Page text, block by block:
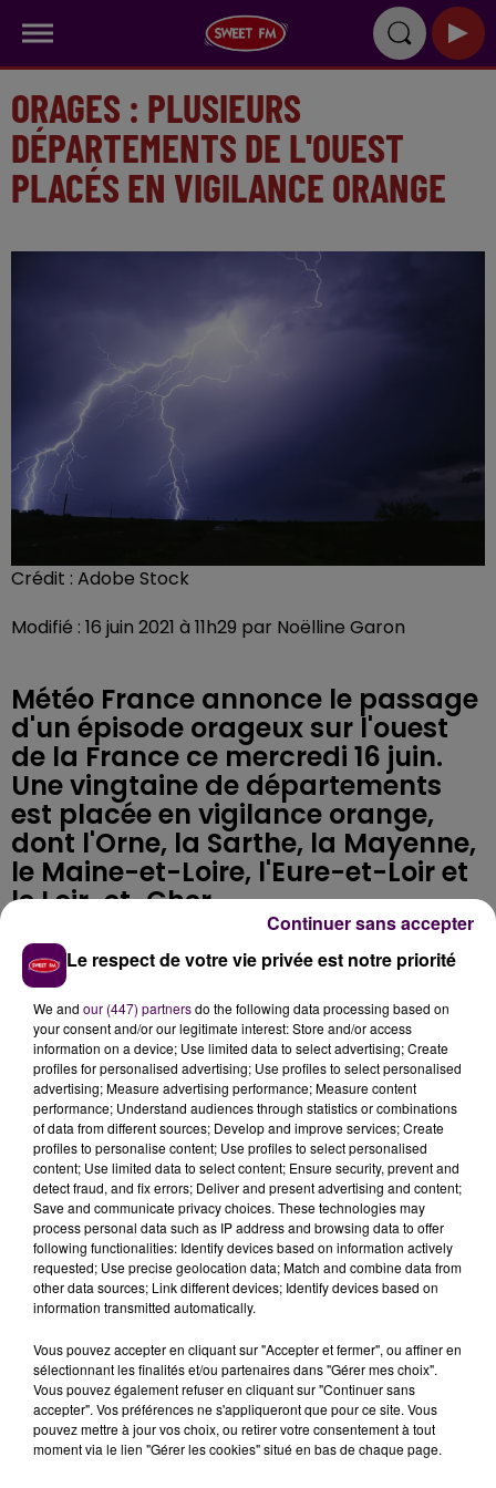
ORAGES : PLUSIEURS
DÉPARTEMENTS DE L'OUEST
PLACÉS EN VIGILANCE ORANGE
Crédit : Adobe Stock
Modifié : 16 juin 2021 à 11h29 par Noëlline Garon
Météo France annonce le passage
d'un épisode orageux sur l'ouest
de la France ce mercredi 16 juin.
Une vingtaine de départements
est placée en vigilance orange,
dont l'Orne, la Sarthe, la Mayenne,
le Maine-et-Loire, l'Eure-et-Loir et
le Loir-et-Cher.
À LA UNE
31 juillet 2026
Gagnez vos entrées à Terra Botanica !
11 juillet 2026
Inscrivez-vous au casting The Voice & The Voice
Kids !
Le respect de votre vie privée est notre priorité
We and our (447) partnersdo the following data processing based on
your consent and/or our legitimate interest: Store and/or access
information on a device; Use limited data to select advertising; Create
profiles for personalised advertising; Use profiles to select personalised
advertising; Measure advertising performance; Measure content
performance; Understand audiences through statistics or combinations
of data from different sources; Develop and improve services; Create
profiles to personalise content; Use profiles to select personalised
content; Use limited data to select content; Ensure security, prevent and
detect fraud, and fix errors; Deliver and present advertising and content;
Save and communicate privacy choices. These technologies may
process personal data such as IP address and browsing data to offer
following functionalities: Identify devices based on information actively
requested; Use precise geolocation data; Match and combine data from
other data sources; Link different devices; Identify devices based on
information transmitted automatically.
Vous pouvez accepter en cliquant sur "Accepter et fermer", ou affiner en
sélectionnant les finalités et/ou partenaires dans "Gérer mes choix".
Vous pouvez également refuser en cliquant sur "Continuer sans
accepter". Vos préférences ne s'appliqueront que pour ce site. Vous
pouvez mettre à jour vos choix, ou retirer votre consentement à tout
moment via le lien "Gérer les cookies" situé en bas de chaque page.
Continuer sans accepter